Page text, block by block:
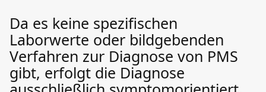
Da es keine spezifischen
Laborwerte oder bildgebenden
Verfahren zur Diagnose von PMS
gibt, erfolgt die Diagnose